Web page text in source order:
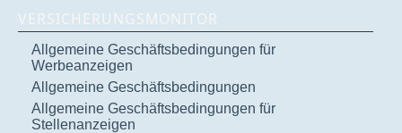
VERSICHERUNGSMONITOR
Allgemeine Geschäftsbedingungen für
Werbeanzeigen
Allgemeine Geschäftsbedingungen
Allgemeine Geschäftsbedingungen für
Stellenanzeigen